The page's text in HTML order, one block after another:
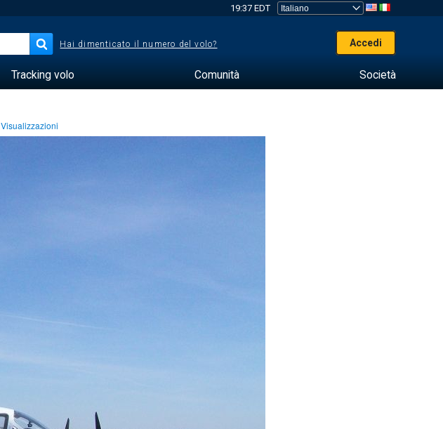
19:37 EDT
Hai dimenticato il numero del volo? Accedi
Tracking volo Comunità Società
Visualizzazioni